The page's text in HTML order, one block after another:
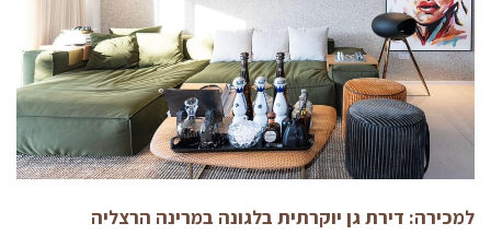
למכירה: דירת גן יוקרתית בלגונה במרינה הרצליה